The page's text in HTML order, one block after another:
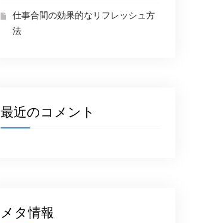
仕事合間の効果的なリフレッシュ方
法
最近のコメント
メタ情報